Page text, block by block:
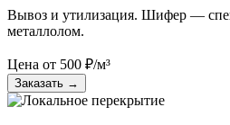
Вывоз и утилизация. Шифер —
металлолом.
Цена от 500 ₽/м³
Заказать →